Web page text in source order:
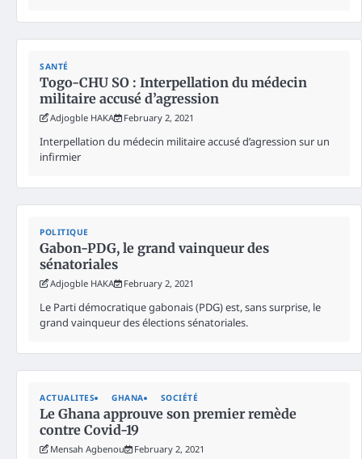
SANTÉ
Togo-CHU SO : Interpellation du médecin
militaire accusé d’agression
Adjogble HAKA February 2, 2021
Interpellation du médecin militaire accusé d’agression sur un
infirmier
POLITIQUE
Gabon-PDG, le grand vainqueur des
sénatoriales
Adjogble HAKA February 2, 2021
Le Parti démocratique gabonais (PDG) est, sans surprise, le
grand vainqueur des élections sénatoriales.
ACTUALITES GHANA SOCIÉTÉ
Le Ghana approuve son premier remède
contre Covid-19
Mensah Agbenou February 2, 2021